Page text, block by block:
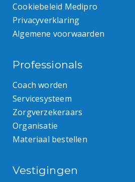
Cookiebeleid Medipro
Privacyverklaring
Algemene voorwaarden
Professionals
Coach worden
Servicesysteem
Zorgverzekeraars
Organisatie
Materiaal bestellen
Vestigingen